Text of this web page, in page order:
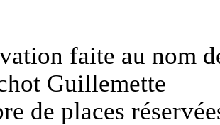
faite au nom
Guillemette
de places